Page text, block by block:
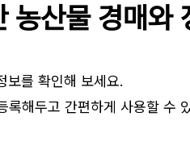
농산물 경매와
보를 확인해 보세요.
해두고 간편하게 사용할 수